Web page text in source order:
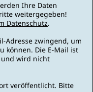
Ihre Daten
weitergegeben!
Datenschutz.
Adresse zwingend, um
können. Die E-Mail ist
wird nicht
veröffentlicht. Bitte